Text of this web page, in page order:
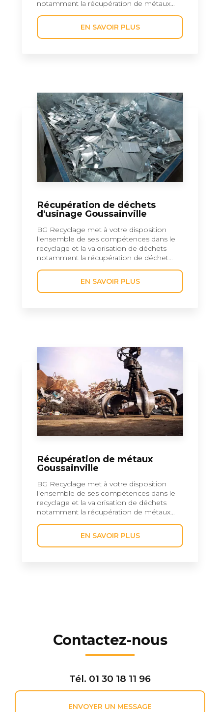
notamment la récupération de métaux...
EN SAVOIR PLUS
Récupération de déchets
d'usinage Goussainville
BG Recyclage met à votre disposition
l'ensemble de ses compétences dans le
recyclage et la valorisation de déchets
notamment la récupération de déchet...
EN SAVOIR PLUS
Récupération de métaux
Goussainville
BG Recyclage met à votre disposition
l'ensemble de ses compétences dans le
recyclage et la valorisation de déchets
notamment la récupération de métaux...
EN SAVOIR PLUS
Contactez-nous
Tél. 01 30 18 11 96
ENVOYER UN MESSAGE